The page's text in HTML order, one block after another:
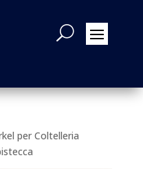
per Coltelleria